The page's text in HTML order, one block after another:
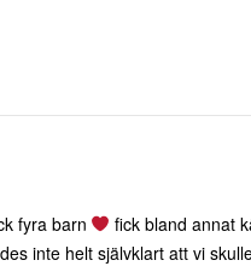
fyra barn
fick bland annat
inte helt självklart att vi